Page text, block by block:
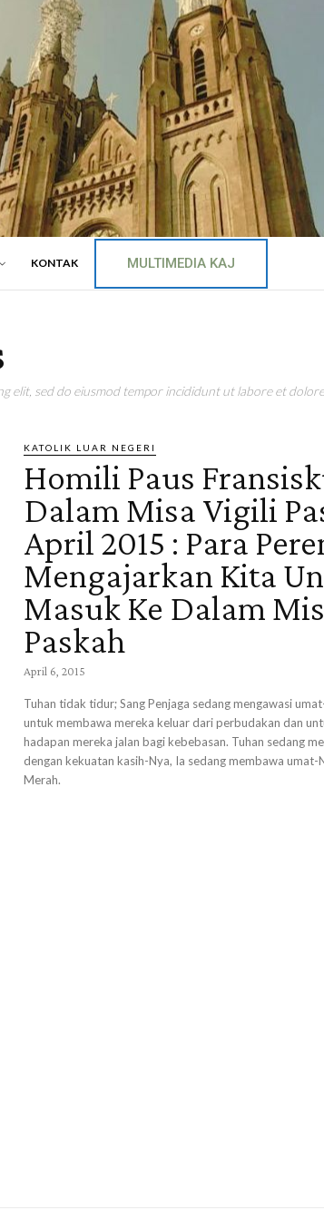
KONTAK MULTIMEDIA KAJ
elit, sed do eiusmod tempor incididunt ut labore et
KATOLIK LUAR NEGERI
Homili Paus
Dalam Misa Vigili
April 2015 : Para
Mengajarkan Kita
Masuk Ke Dalam
Paskah
April 6, 2015
Tuhan tidak tidur; Sang Penjaga sedang mengawasi
untuk membawa mereka keluar dari perbudakan dan
hadapan mereka jalan bagi kebebasan. Tuhan sedang
dengan kekuatan kasih-Nya, Ia sedang membawa umat-
Merah.